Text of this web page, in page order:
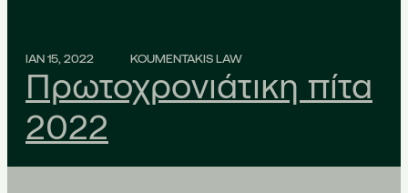
ΙΑΝ 15, 2022 KOUMENTAKIS LAW
Πρωτοχρονιάτικη πίτα
2022